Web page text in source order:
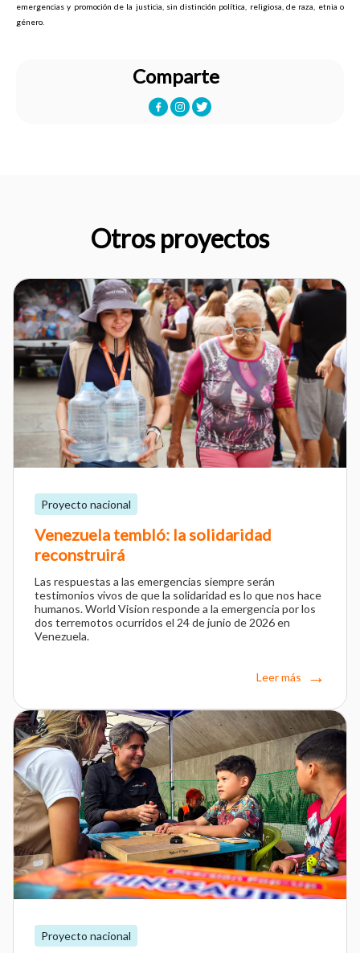
emergencias y promoción de la justicia, sin distinción política, religiosa, de raza, etnia o
género.
Comparte
Otros proyectos
Proyecto nacional
Venezuela tembló: la solidaridad
reconstruirá
Las respuestas a las emergencias siempre serán
testimonios vivos de que la solidaridad es lo que nos hace
humanos. World Vision responde a la emergencia por los
dos terremotos ocurridos el 24 de junio de 2026 en
Venezuela.
Leer más
Proyecto nacional